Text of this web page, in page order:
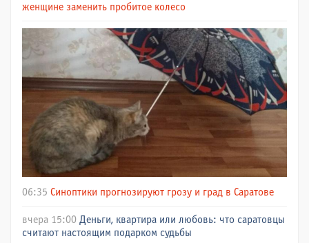
женщине заменить пробитое колесо
06:35 Синоптики прогнозируют грозу и град в Саратове
вчера 15:00 Деньги, квартира или любовь: что саратовцы
считают настоящим подарком судьбы